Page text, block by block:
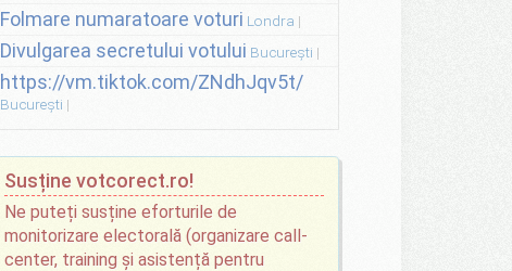
Folmare numaratoare voturi Londra
Divulgarea secretului votului București
https://vm.tiktok.com/ZNdhJqv5t/
București
Susține votcorect.ro!
Ne puteți susține eforturile de
monitorizare electorală (organizare call-
center, training și asistență pentru